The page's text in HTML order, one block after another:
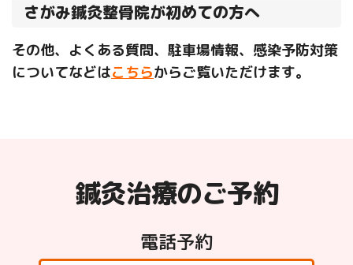
さがみ鍼灸整骨院が初めての方へ
その他、よくある質問、駐車場情報、感染予防対策
についてなどはこちらからご覧いただけます。
鍼灸治療のご予約
電話予約